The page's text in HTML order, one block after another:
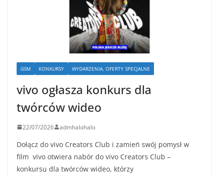
GSM KONKURSY WYDARZENIA, OFERTY SPECJALNE
vivo ogłasza konkurs dla
twórców wideo
22/07/2026 admhalohalo
Dołącz do vivo Creators Club i zamień swój pomysł w
film vivo otwiera nabór do vivo Creators Club –
konkursu dla twórców wideo, którzy